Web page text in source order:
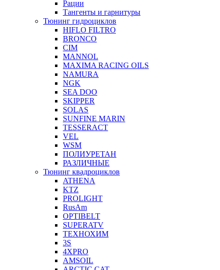
Рации
Тангенты и гарнитуры
Тюнинг гидроциклов
HIFLO FILTRO
BRONCO
CIM
MANNOL
MAXIMA RACING OILS
NAMURA
NGK
SEA DOO
SKIPPER
SOLAS
SUNFINE MARIN
TESSERACT
VEL
WSM
ПОЛИУРЕТАН
РАЗЛИЧНЫЕ
Тюнинг квадроциклов
ATHENA
KTZ
PROLIGHT
RusAm
OPTIBELT
SUPERATV
ТЕХНОХИМ
3S
4XPRO
AMSOIL